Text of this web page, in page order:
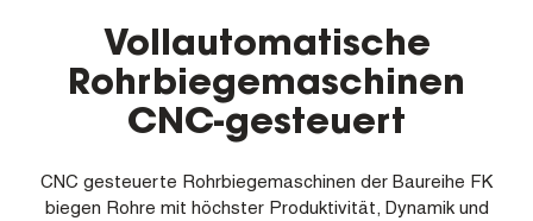
Vollautomatische
Rohrbiegemaschinen
CNC-gesteuert
CNC gesteuerte Rohrbiegemaschinen der Baureihe FK
biegen Rohre mit höchster Produktivität, Dynamik und